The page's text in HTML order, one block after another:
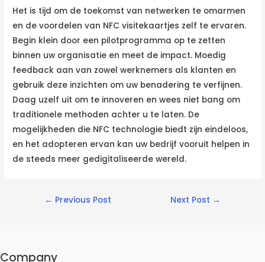
Het is tijd om de toekomst van netwerken te omarmen
en de voordelen van NFC visitekaartjes zelf te ervaren.
Begin klein door een pilotprogramma op te zetten
binnen uw organisatie en meet de impact. Moedig
feedback aan van zowel werknemers als klanten en
gebruik deze inzichten om uw benadering te verfijnen.
Daag uzelf uit om te innoveren en wees niet bang om
traditionele methoden achter u te laten. De
mogelijkheden die NFC technologie biedt zijn eindeloos,
en het adopteren ervan kan uw bedrijf vooruit helpen in
de steeds meer gedigitaliseerde wereld.
Post← Previous Post Next Post →
Company